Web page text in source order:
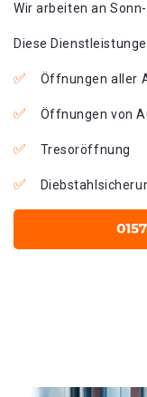
Wir arbeiten an
Diese
Öffnungen aller
Öffnungen von
Tresoröffnung